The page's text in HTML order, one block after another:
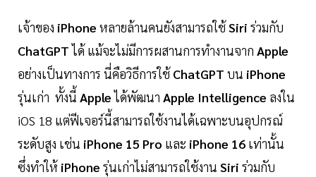
เจ้าของ iPhone หลายล้านคนยังสามารถใช้Siri ร่วมกับ
ChatGPTได้ แม้จะไม่มีการผสานการทำงานจาก Apple
อย่างเป็นทางการ นี่คือวิธีการใช้ChatGPT บน iPhone
รุ่นเก่า ทั้งนี้ Appleได้พัฒนา Apple Intelligence ลงใน
iOS 18 แต่ฟีเจอร์นี้สามารถใช้งานได้เฉพาะบนอุปกรณ์
ระดับสูง เช่น iPhone 15 Pro และ iPhone 16 เท่านั้น
ซึ่งทำให้ iPhone รุ่นเก่าไม่สามารถใช้งาน Siri ร่วมกับ